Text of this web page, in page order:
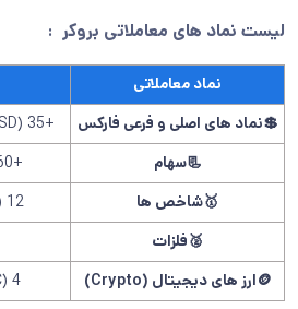
لیست نماد های معاملاتیبروکر :
نماد معاملاتی
💲نماد های اصلی و فرعی فارکس
📃سهام
🥇شاخص ها
12 (داوجونز ، نزدک و …)
🥈فلزات
🪙ارز های دیجیتال (Crypto)